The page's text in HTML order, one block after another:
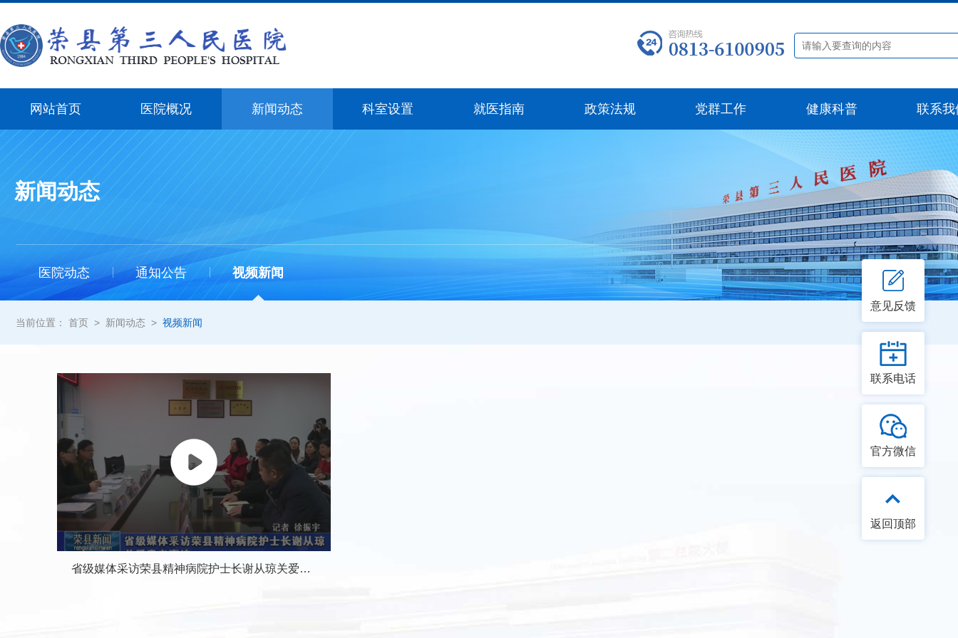
网站首页 医院概况 新闻动态 科室设置 就医指南 政策法规 党群工作 健康科普 联系我
新闻动态
医院动态 通知公告 视频新闻
当前位置： 首页 > 新闻动态 > 视频新闻
省级媒体采访荣县精神病院护士长谢从琼关爱患者事迹
意见反馈
联系电话
官方微信
返回顶部